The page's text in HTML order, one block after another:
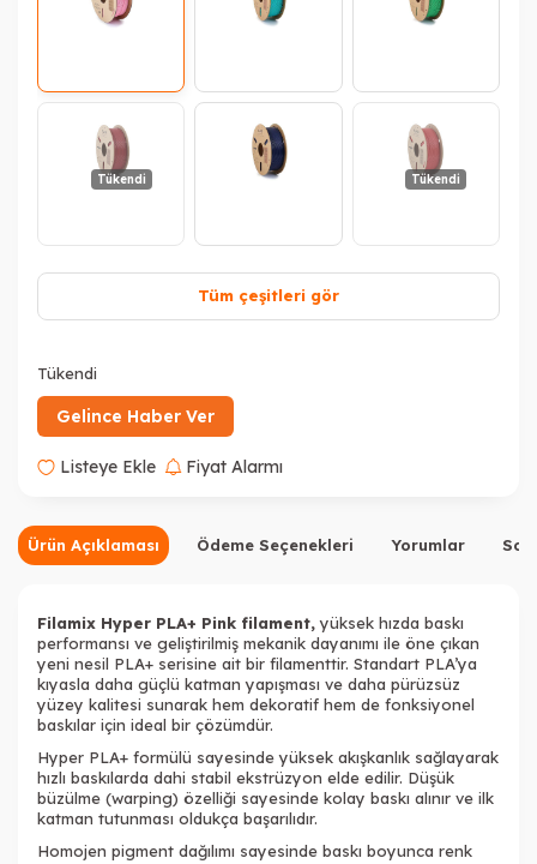
Tükendi Tükendi
Tükendi Tükendi Tükendi
Tüm çeşitleri gör
Tükendi
Gelince Haber Ver
Listeye Ekle Fiyat Alarmı
Ürün Açıklaması Ödeme Seçenekleri Yorumlar
Filamix Hyper PLA+ Pink filament,yüksek hızda baskı
performansı ve geliştirilmiş mekanik dayanımı ile öne çıkan
yeni nesil PLA+ serisine ait bir filamenttir. Standart PLA’ya
kıyasla daha güçlü katman yapışması ve daha pürüzsüz
yüzey kalitesi sunarak hem dekoratif hem de fonksiyonel
baskılar için ideal bir çözümdür.
Hyper PLA+ formülü sayesinde yüksek akışkanlık sağlayarak
hızlı baskılarda dahi stabil ekstrüzyon elde edilir. Düşük
büzülme (warping) özelliği sayesinde kolay baskı alınır ve ilk
katman tutunması oldukça başarılıdır.
Homojen pigment dağılımı sayesinde baskı boyunca renk